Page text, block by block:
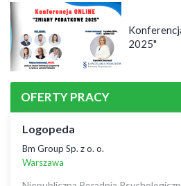
2025"
OFERTY PRACY
Logopeda
Bm Group Sp. z o. o.
Warszawa